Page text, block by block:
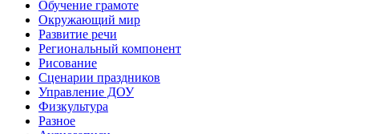
Обучение грамоте
Окружающий мир
Развитие речи
Региональный компонент
Рисование
Сценарии праздников
Управление ДОУ
Физкультура
Разное